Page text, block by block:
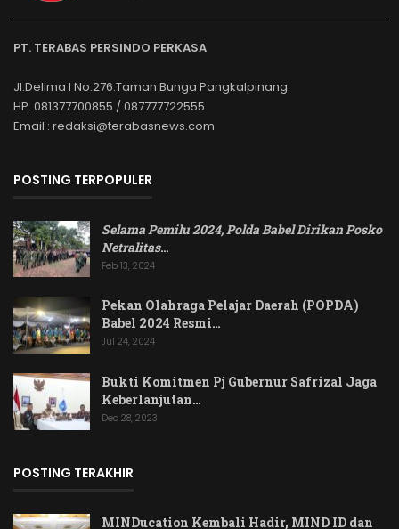
PT. TERABAS PERSINDO PERKASA
Jl.Delima I No.276.Taman Bunga Pangkalpinang.
HP. 081377700855 / 087777722555
Email : redaksi@terabasnews.com
POSTING TERPOPULER
Selama Pemilu 2024, Polda Babel Dirikan Posko
Netralitas…
Feb 13, 2024
Pekan Olahraga Pelajar Daerah (POPDA)
Babel 2024 Resmi…
Jul 24, 2024
Bukti Komitmen Pj Gubernur Safrizal Jaga
Keberlanjutan…
Dec 28, 2023
POSTING TERAKHIR
MINDucation Kembali Hadir, MIND ID dan